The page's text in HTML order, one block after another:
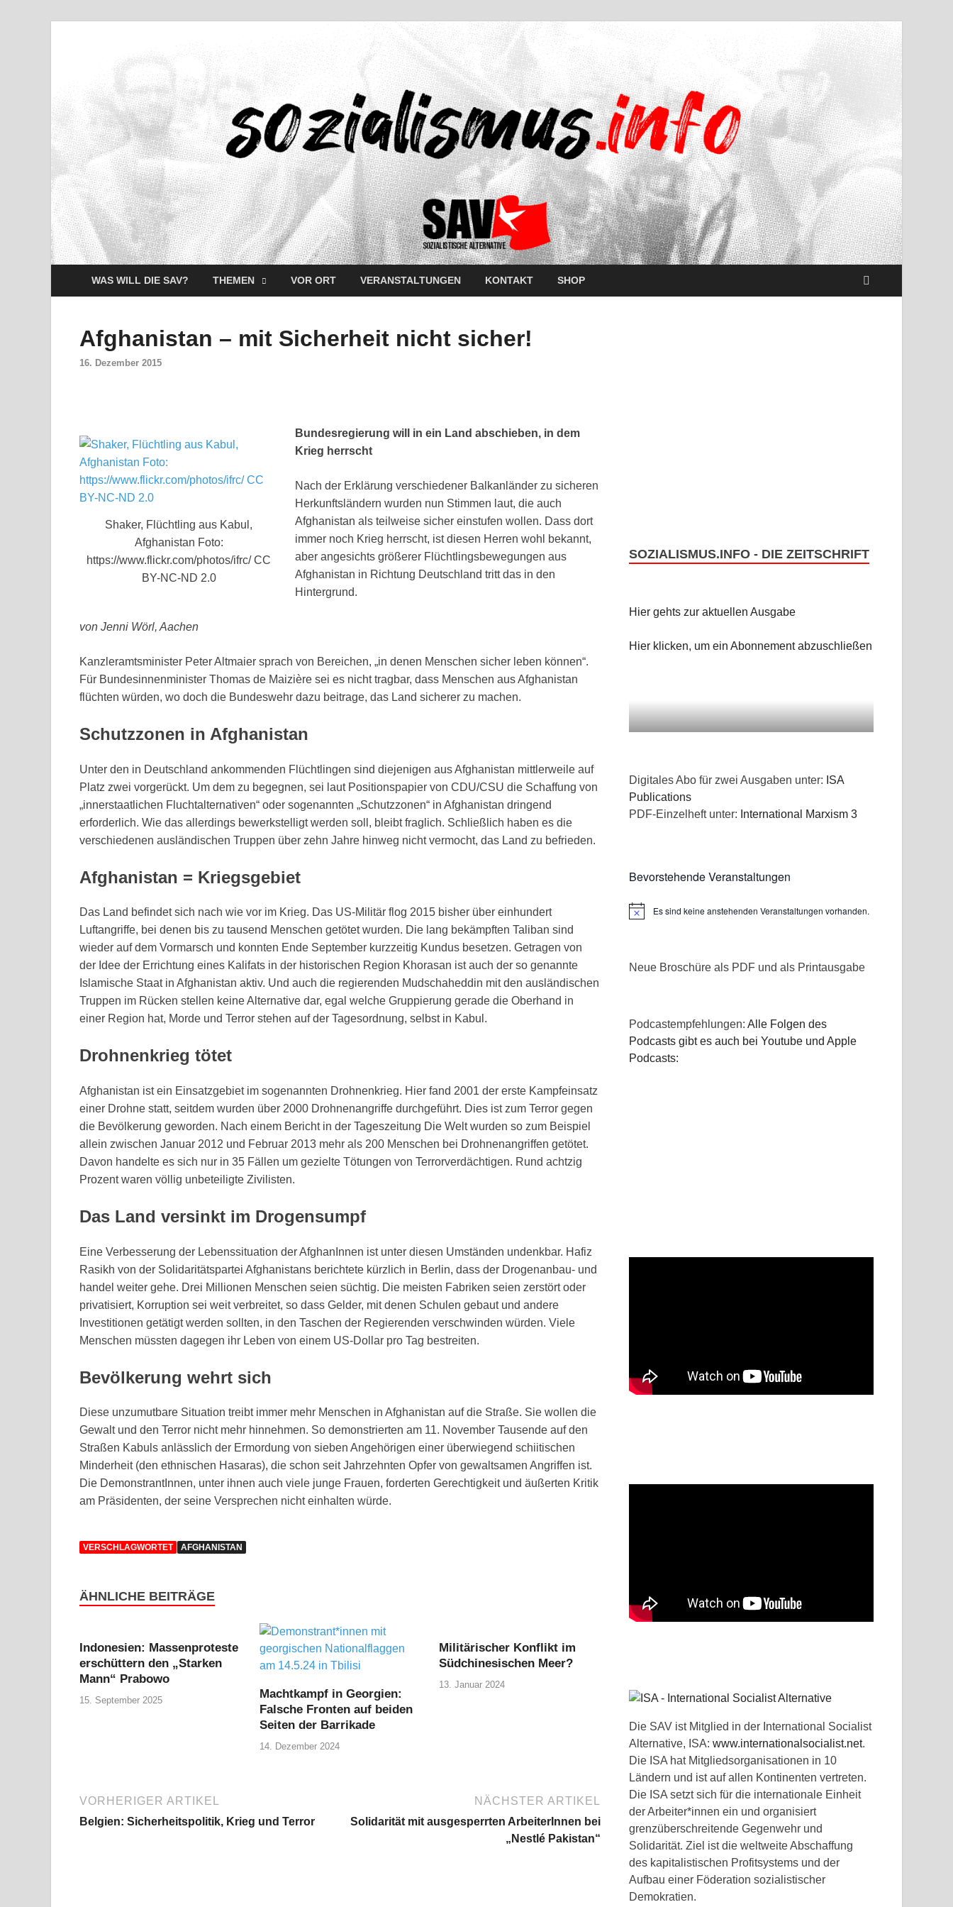
WAS WILL DIE SAV? THEMEN VOR ORT VERANSTALTUNGEN KONTAKT SHOP
Afghanistan – mit Sicherheit nicht sicher!
16. Dezember 2015
Shaker, Flüchtling aus Kabul,
Afghanistan Foto:
https://www.flickr.com/photos/ifrc/ CC
BY-NC-ND 2.0
Bundesregierung will in ein Land abschieben, in dem
Krieg herrscht
Nach der Erklärung verschiedener Balkanländer zu sicheren
Herkunftsländern wurden nun Stimmen laut, die auch
Afghanistan als teilweise sicher einstufen wollen. Dass dort
immer noch Krieg herrscht, ist diesen Herren wohl bekannt,
aber angesichts größerer Flüchtlingsbewegungen aus
Afghanistan in Richtung Deutschland tritt das in den
Hintergrund.
von Jenni Wörl, Aachen
Kanzleramtsminister Peter Altmaier sprach von Bereichen, „in denen Menschen sicher leben können“.
Für Bundesinnenminister Thomas de Maizière sei es nicht tragbar, dass Menschen aus Afghanistan
flüchten würden, wo doch die Bundeswehr dazu beitrage, das Land sicherer zu machen.
Schutzzonen in Afghanistan
Unter den in Deutschland ankommenden Flüchtlingen sind diejenigen aus Afghanistan mittlerweile auf
Platz zwei vorgerückt. Um dem zu begegnen, sei laut Positionspapier von CDU/CSU die Schaffung von
„innerstaatlichen Fluchtalternativen“ oder sogenannten „Schutzzonen“ in Afghanistan dringend
erforderlich. Wie das allerdings bewerkstelligt werden soll, bleibt fraglich. Schließlich haben es die
verschiedenen ausländischen Truppen über zehn Jahre hinweg nicht vermocht, das Land zu befrieden.
Afghanistan = Kriegsgebiet
Das Land befindet sich nach wie vor im Krieg. Das US-Militär flog 2015 bisher über einhundert
Luftangriffe, bei denen bis zu tausend Menschen getötet wurden. Die lang bekämpften Taliban sind
wieder auf dem Vormarsch und konnten Ende September kurzzeitig Kundus besetzen. Getragen von
der Idee der Errichtung eines Kalifats in der historischen Region Khorasan ist auch der so genannte
Islamische Staat in Afghanistan aktiv. Und auch die regierenden Mudschaheddin mit den ausländischen
Truppen im Rücken stellen keine Alternative dar, egal welche Gruppierung gerade die Oberhand in
einer Region hat, Morde und Terror stehen auf der Tagesordnung, selbst in Kabul.
Drohnenkrieg tötet
Afghanistan ist ein Einsatzgebiet im sogenannten Drohnenkrieg. Hier fand 2001 der erste Kampfeinsatz
einer Drohne statt, seitdem wurden über 2000 Drohnenangriffe durchgeführt. Dies ist zum Terror gegen
die Bevölkerung geworden. Nach einem Bericht in der Tageszeitung Die Welt wurden so zum Beispiel
allein zwischen Januar 2012 und Februar 2013 mehr als 200 Menschen bei Drohnenangriffen getötet.
Davon handelte es sich nur in 35 Fällen um gezielte Tötungen von Terrorverdächtigen. Rund achtzig
Prozent waren völlig unbeteiligte Zivilisten.
Das Land versinkt im Drogensumpf
Eine Verbesserung der Lebenssituation der AfghanInnen ist unter diesen Umständen undenkbar. Hafiz
Rasikh von der Solidaritätspartei Afghanistans berichtete kürzlich in Berlin, dass der Drogenanbau- und
handel weiter gehe. Drei Millionen Menschen seien süchtig. Die meisten Fabriken seien zerstört oder
privatisiert, Korruption sei weit verbreitet, so dass Gelder, mit denen Schulen gebaut und andere
Investitionen getätigt werden sollten, in den Taschen der Regierenden verschwinden würden. Viele
Menschen müssten dagegen ihr Leben von einem US-Dollar pro Tag bestreiten.
Bevölkerung wehrt sich
Diese unzumutbare Situation treibt immer mehr Menschen in Afghanistan auf die Straße. Sie wollen die
Gewalt und den Terror nicht mehr hinnehmen. So demonstrierten am 11. November Tausende auf den
Straßen Kabuls anlässlich der Ermordung von sieben Angehörigen einer überwiegend schiitischen
Minderheit (den ethnischen Hasaras), die schon seit Jahrzehnten Opfer von gewaltsamen Angriffen ist.
Die DemonstrantInnen, unter ihnen auch viele junge Frauen, forderten Gerechtigkeit und äußerten Kritik
am Präsidenten, der seine Versprechen nicht einhalten würde.
VERSCHLAGWORTET AFGHANISTAN
ÄHNLICHE BEITRÄGE
Indonesien: Massenproteste
erschüttern den „Starken
Mann“ Prabowo
15. September 2025
Machtkampf in Georgien:
Falsche Fronten auf beiden
Seiten der Barrikade
14. Dezember 2024
Militärischer Konflikt im
Südchinesischen Meer?
13. Januar 2024
VORHERIGER ARTIKEL
Belgien: Sicherheitspolitik, Krieg und Terror
NÄCHSTER ARTIKEL
Solidarität mit ausgesperrten ArbeiterInnen bei
„Nestlé Pakistan“
SOZIALISMUS.INFO - DIE ZEITSCHRIFT
Hier gehts zur aktuellen Ausgabe
Hier klicken, um ein Abonnement abzuschließen
Digitales Abo für zwei Ausgaben unter: ISA
Publications
PDF-Einzelheft unter: International Marxism 3
Bevorstehende Veranstaltungen
HinweisEs sind keine anstehenden Veranstaltungen vorhanden.
Neue Broschüre als PDF und als Printausgabe
Podcastempfehlungen:Alle Folgen des
Podcasts gibt es auch bei Youtube und Apple
Podcasts:
Die SAV ist Mitglied in der International Socialist
Alternative, ISA:www.internationalsocialist.net.
Die ISA hat Mitgliedsorganisationen in 10
Ländern und ist auf allen Kontinenten vertreten.
Die ISA setzt sich für die internationale Einheit
der Arbeiter*innen ein und organisiert
grenzüberschreitende Gegenwehr und
Solidarität. Ziel ist die weltweite Abschaffung
des kapitalistischen Profitsystems und der
Aufbau einer Föderation sozialistischer
Demokratien.